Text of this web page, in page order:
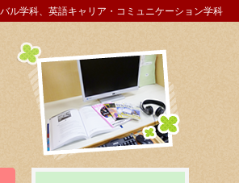
ル学科、英語キャリア・コミュニケーション学科